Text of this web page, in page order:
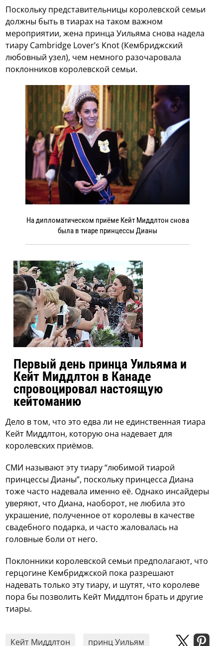
Поскольку представительницы королевской семьи
должны быть в тиарах на таком важном
мероприятии, жена принца Уильяма снова надела
тиару Cambridge Lover’s Knot (Кембриджский
любовный узел), чем немного разочаровала
поклонников королевской семьи.
На дипломатическом приёме Кейт Миддлтон снова
была в тиаре принцессы Дианы
Первый день принца Уильяма и
Кейт Миддлтон в Канаде
спровоцировал настоящую
кейтоманию
Дело в том, что это едва ли не единственная тиара
Кейт Миддлтон, которую она надевает для
королевских приёмов.
СМИ называют эту тиару “любимой тиарой
принцессы Дианы”, поскольку принцесса Диана
тоже часто надевала именно её. Однако инсайдеры
уверяют, что Диана, наоборот, не любила это
украшение, полученное от королевы в качестве
свадебного подарка, и часто жаловалась на
головные боли от него.
Поклонники королевской семьи предполагают, что
герцогине Кембриджской пока разрешают
надевать только эту тиару, и шутят, что королеве
пора бы позволить Кейт Миддлтон брать и другие
тиары.
Кейт Миддлтон принц Уильям